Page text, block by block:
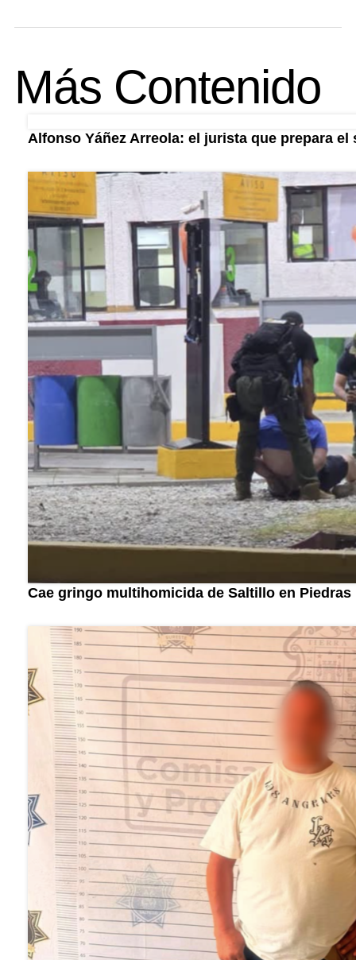
Más Contenido
Alfonso Yáñez Arreola: el jurista que prepara
Cae gringo multihomicida de Saltillo en Piedras